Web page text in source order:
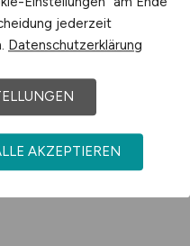
jederzeit
Datenschutzerklärung
AKZEPTIEREN